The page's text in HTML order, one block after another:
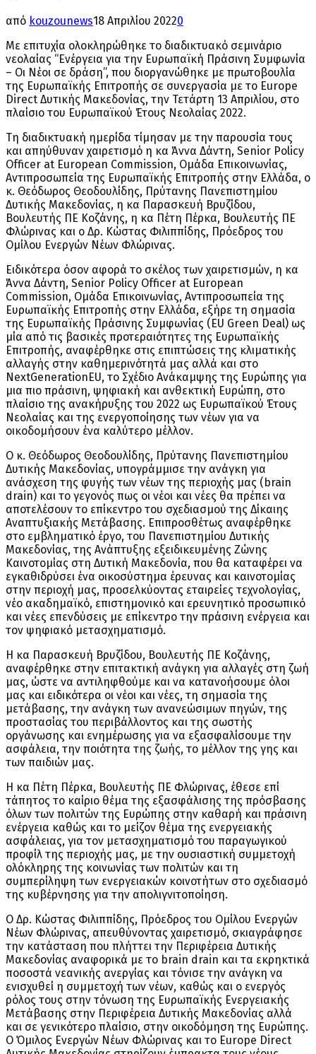
από kouzounews18 Απριλίου 20220
Με επιτυχία ολοκληρώθηκε το διαδικτυακό σεμινάριο
νεολαίας “Ενέργεια για την Ευρωπαϊκή Πράσινη Συμφωνία
– Οι Νέοι σε δράση”, που διοργανώθηκε με πρωτοβουλία
της Ευρωπαϊκής Επιτροπής σε συνεργασία με το Europe
Direct Δυτικής Μακεδονίας, την Τετάρτη 13 Απριλίου, στο
πλαίσιο του Ευρωπαϊκού Έτους Νεολαίας 2022.
Τη διαδικτυακή ημερίδα τίμησαν με την παρουσία τους
και απηύθυναν χαιρετισμό η κα Άννα Δάντη, Senior Policy
Officer at European Commission, Ομάδα Επικοινωνίας,
Αντιπροσωπεία της Ευρωπαϊκής Επιτροπής στην Ελλάδα, ο
κ. Θεόδωρος Θεοδουλίδης, Πρύτανης Πανεπιστημίου
Δυτικής Μακεδονίας, η κα Παρασκευή Βρυζίδου,
Βουλευτής ΠΕ Κοζάνης, η κα Πέτη Πέρκα, Βουλευτής ΠΕ
Φλώρινας και ο Δρ. Κώστας Φιλιππίδης, Πρόεδρος του
Ομίλου Ενεργών Νέων Φλώρινας.
Ειδικότερα όσον αφορά το σκέλος των χαιρετισμών, η κα
Άννα Δάντη, Senior Policy Officer at European
Commission, Ομάδα Επικοινωνίας, Αντιπροσωπεία της
Ευρωπαϊκής Επιτροπής στην Ελλάδα, εξήρε τη σημασία
της Ευρωπαϊκής Πράσινης Συμφωνίας (EU Green Deal) ως
μία από τις βασικές προτεραιότητες της Ευρωπαϊκής
Επιτροπής, αναφέρθηκε στις επιπτώσεις της κλιματικής
αλλαγής στην καθημερινότητά μας αλλά και στο
NextGenerationEU, το Σχέδιο Ανάκαμψης της Ευρώπης για
μια πιο πράσινη, ψηφιακή και ανθεκτική Ευρώπη, στο
πλαίσιο της ανακήρυξης του 2022 ως Ευρωπαϊκού Έτους
Νεολαίας και της ενεργοποίησης των νέων για να
οικοδομήσουν ένα καλύτερο μέλλον.
Ο κ. Θεόδωρος Θεοδουλίδης, Πρύτανης Πανεπιστημίου
Δυτικής Μακεδονίας, υπογράμμισε την ανάγκη για
ανάσχεση της φυγής των νέων της περιοχής μας (brain
drain) και το γεγονός πως οι νέοι και νέες θα πρέπει να
αποτελέσουν το επίκεντρο του σχεδιασμού της Δίκαιης
Αναπτυξιακής Μετάβασης. Επιπροσθέτως αναφέρθηκε
στο εμβληματικό έργο, του Πανεπιστημίου Δυτικής
Μακεδονίας, της Ανάπτυξης εξειδικευμένης Ζώνης
Καινοτομίας στη Δυτική Μακεδονία, που θα καταφέρει να
εγκαθιδρύσει ένα οικοσύστημα έρευνας και καινοτομίας
στην περιοχή μας, προσελκύοντας εταιρείες τεχνολογίας,
νέο ακαδημαϊκό, επιστημονικό και ερευνητικό προσωπικό
και νέες επενδύσεις με επίκεντρο την πράσινη ενέργεια και
τον ψηφιακό μετασχηματισμό.
Η κα Παρασκευή Βρυζίδου, Βουλευτής ΠΕ Κοζάνης,
αναφέρθηκε στην επιτακτική ανάγκη για αλλαγές στη ζωή
μας, ώστε να αντιληφθούμε και να κατανοήσουμε όλοι
μας και ειδικότερα οι νέοι και νέες, τη σημασία της
μετάβασης, την ανάγκη των ανανεώσιμων πηγών, της
προστασίας του περιβάλλοντος και της σωστής
οργάνωσης και ενημέρωσης για να εξασφαλίσουμε την
ασφάλεια, την ποιότητα της ζωής, το μέλλον της γης και
των παιδιών μας.
Η κα Πέτη Πέρκα, Βουλευτής ΠΕ Φλώρινας, έθεσε επί
τάπητος το καίριο θέμα της εξασφάλισης της πρόσβασης
όλων των πολιτών της Ευρώπης στην καθαρή και πράσινη
ενέργεια καθώς και το μείζον θέμα της ενεργειακής
ασφάλειας, για τον μετασχηματισμό του παραγωγικού
προφίλ της περιοχής μας, με την ουσιαστική συμμετοχή
ολόκληρης της κοινωνίας των πολιτών και τη
συμπερίληψη των ενεργειακών κοινοτήτων στο σχεδιασμό
της κυβέρνησης για την απολιγνιτοποίηση.
Ο Δρ. Κώστας Φιλιππίδης, Πρόεδρος του Ομίλου Ενεργών
Νέων Φλώρινας, απευθύνοντας χαιρετισμό, σκιαγράφησε
την κατάσταση που πλήττει την Περιφέρεια Δυτικής
Μακεδονίας αναφορικά με το brain drain και τα εκρηκτικά
ποσοστά νεανικής ανεργίας και τόνισε την ανάγκη να
ενισχυθεί η συμμετοχή των νέων, καθώς και ο ενεργός
ρόλος τους στην τόνωση της Ευρωπαϊκής Ενεργειακής
Μετάβασης στην Περιφέρεια Δυτικής Μακεδονίας αλλά
και σε γενικότερο πλαίσιο, στην οικοδόμηση της Ευρώπης.
Ο Όμιλος Ενεργών Νέων Φλώρινας και το Europe Direct